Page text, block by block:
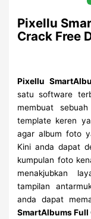
Pixellu
Crack Free
Pixellu
satu software
membuat
template keren
agar album foto
Kini anda dapat
kumpulan foto
menakjubkan
tampilan
anda dapat
SmartAlbums Full